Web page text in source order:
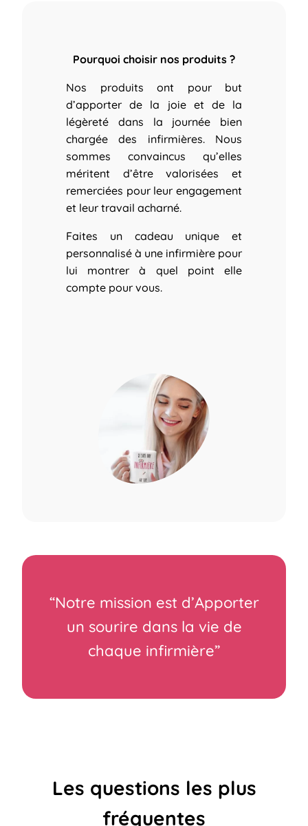
Pourquoi choisir nos produits ?
Nos produits ont pour but
d’apporter de la joie et de la
légèreté dans la journée bien
chargée des infirmières. Nous
sommes convaincus qu’elles
méritent d’être valorisées et
remerciées pour leur engagement
et leur travail acharné.
Faites un cadeau unique et
personnalisé à une infirmière pour
lui montrer à quel point elle
compte pour vous.
“Notre mission est d’Apporter
un sourire dans la vie de
chaque infirmière”
Les questions les plus
fréquentes